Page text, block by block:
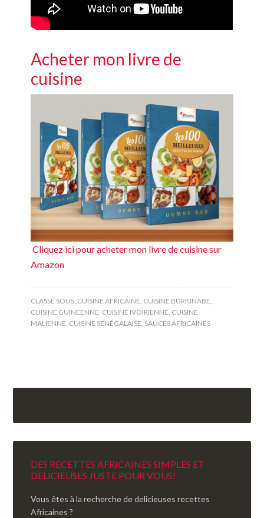
Acheter mon livre de
cuisine
Cliquez ici pour acheter mon livre de cuisine sur
Amazon
CLASSÉ SOUS :CUISINE AFRICAINE, CUISINE BURKINABE,
CUISINE GUINEENNE, CUISINE IVOIRIENNE, CUISINE
MALIENNE, CUISINE SÉNÉGALAISE, SAUCES AFRICAINES
DES RECETTES AFRICAINES SIMPLES ET
DELICIEUSES JUSTE POUR VOUS!
Vous êtes à la recherche de delicieuses recettes
Africaines ?